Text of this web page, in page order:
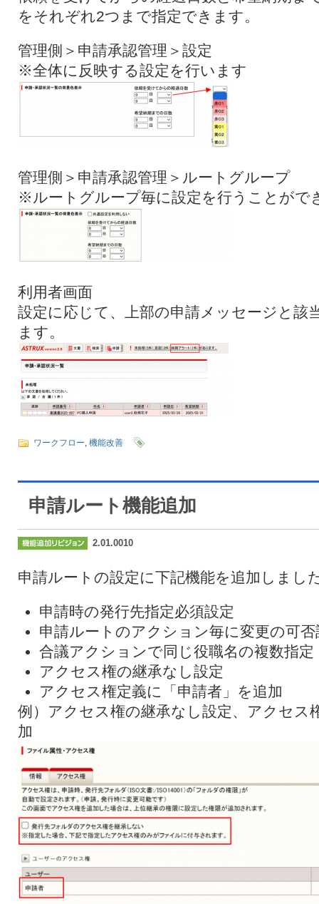
をそれぞれ2つまで指定できます。
管理側＞申請承認管理＞設定
※全体に反映する設定を行います
管理側＞申請承認管理＞ルートグループ
※ルートグループ毎に設定を行うことがで
利用者画面
設定に応じて、上部の申請メッセージと該
ます。
ワークフロー, 機能改善
申請ルート機能追加
2.01.0010
申請ルートの設定に下記機能を追加しまし
申請時の発行先指定必須設定
申請ルートのアクション毎に変更の可否
合議アクションで同じ役職名の複数指定
アクセス権の継承なし設定
アクセス権定義に「申請者」を追加
例）アクセス権の継承なし設定、アクセス
加